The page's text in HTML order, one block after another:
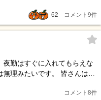
62 コメント 9件
勤はすぐに入れてもらえな
理みたいです。 皆さんはい
コメント 8件